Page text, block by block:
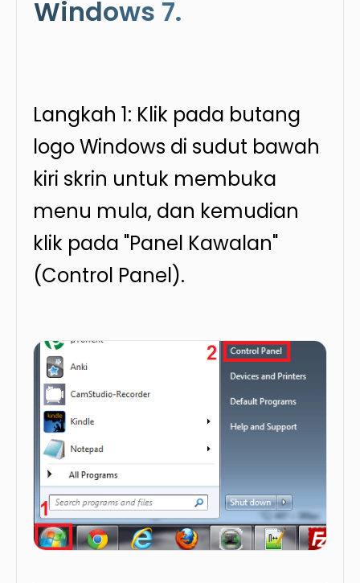
Windows 7.
Langkah 1: Klik pada butang
logo Windows di sudut bawah
kiri skrin untuk membuka
menu mula, dan kemudian
klik pada "Panel Kawalan"
(Control Panel).